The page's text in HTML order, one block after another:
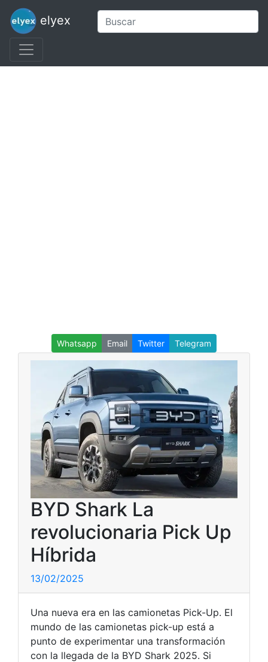
elyex
Whatsapp Email Twitter Telegram
BYD Shark La
revolucionaria Pick Up
Híbrida
13/02/2025
Una nueva era en las camionetas Pick-Up. El
mundo de las camionetas pick-up está a
punto de experimentar una transformación
con la llegada de la BYD Shark 2025. Si